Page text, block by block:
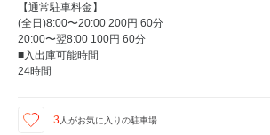
【通常駐車料金】
(全日)8:00〜20:00 200円 60分
20:00〜翌8:00 100円 60分
■入出庫可能時間
24時間
3人がお気に入りの駐車場